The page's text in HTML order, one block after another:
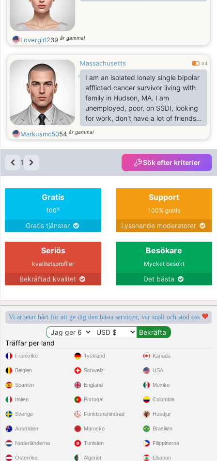
Lovergirl239 år gammal
Massachusetts 0.4
I am an isolated lonely single bipolar
afflicted cancer survivor living with
family in Hudson, MA. I am
unemployed, poor, on SSDI, looking
for work, don't have a lot of friends. I
am a screenwriter on my spare time.
I exercise, try to eat right, scared for
Europe.
Markusmc5054 år gammal
1 Sök efter kriterier
Gratis
100%
Gratis tjänster
Support
100% gratis
Lyssnande moderatorer
Seriös
kvalitetsprofiler
Bekräftad kvalitet
Besökare
Mycket besökt
Det bästa
Vi arbetar hårt för att ge dig den bästa servicen, var snäll och stöd oss
Träffar per land
Frankrike
Belgien
Spanien
Italien
Sverige
Tyskland
Schweiz
England
Portugal
Funktionshindrad
Kanada
USA
Mexiko
Colombia
Husdjur
Australien
Nederländerna
Österrike
Marocko
Tunisien
Algeriet
Brasilien
Filippinerna
Libanon